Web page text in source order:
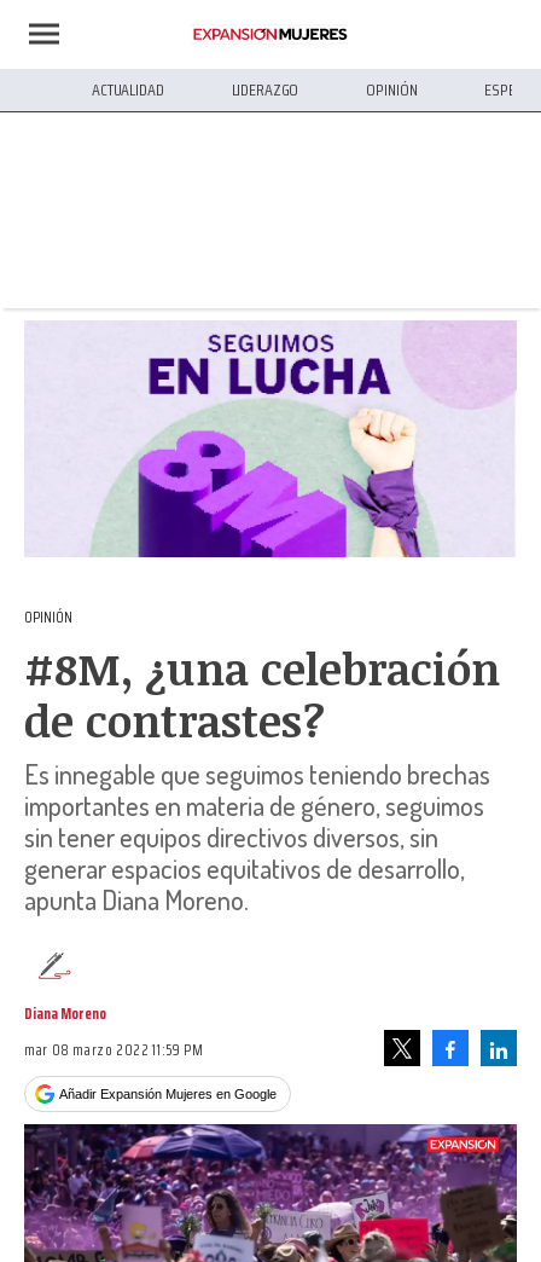
ACTUALIDAD LIDERAZGO OPINIÓN
OPINIÓN
#8M, ¿una celebración
de contrastes?
Es innegable que seguimos teniendo brechas
importantes en materia de género, seguimos
sin tener equipos directivos diversos, sin
generar espacios equitativos de desarrollo,
apunta Diana Moreno.
Diana Moreno
mar 08 marzo 2022 11:59 PM
Añadir Expansión Mujeres en Google
Facebook